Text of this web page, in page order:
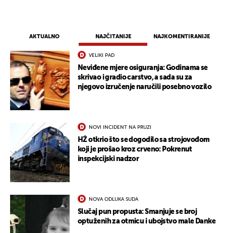
AKTUALNO NAJČITANIJE NAJKOMENTIRANIJE
VELIKI PAD
Neviđene mjere osiguranja: Godinama se
skrivao i gradio carstvo, a sada su za
njegovo izručenje naručili posebno vozilo
NOVI INCIDENT NA PRUZI
HŽ otkrio što se dogodilo sa strojovođom
koji je prošao kroz crveno: Pokrenut
inspekcijski nadzor
NOVA ODLUKA SUDA
Slučaj pun propusta: Smanjuje se broj
optuženih za otmicu i ubojstvo male Danke